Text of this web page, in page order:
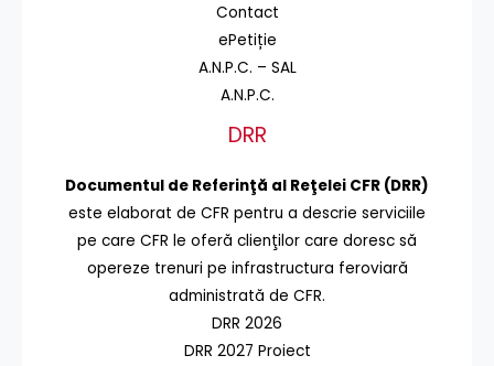
Contact
ePetiție
A.N.P.C. – SAL
A.N.P.C.
DRR
Documentul de Referinţă al Reţelei CFR (DRR)
este elaborat de CFR pentru a descrie serviciile
pe care CFR le oferă clienţilor care doresc să
opereze trenuri pe infrastructura feroviară
administrată de CFR.
DRR 2026
DRR 2027 Proiect